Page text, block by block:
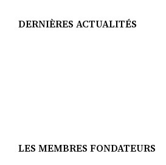
DERNIÈRES ACTUALITÉS
LES MEMBRES FONDATEURS